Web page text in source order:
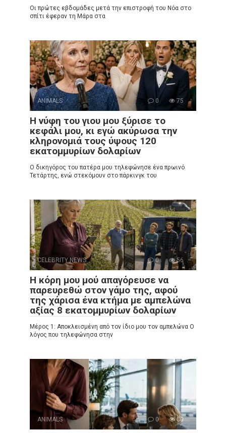
Οι πρώτες εβδομάδες μετά την επιστροφή του Νόα στο
σπίτι έφεραν τη Μάρα στα
ANIMALS 0 75
Η νύφη του γιου μου ξύρισε το
κεφάλι μου, κι εγώ ακύρωσα την
κληρονομιά τους ύψους 120
εκατομμυρίων δολαρίων
Ο δικηγόρος του πατέρα μου τηλεφώνησε ένα πρωινό
Τετάρτης, ενώ στεκόμουν στο πάρκινγκ του
CELEBRITY NEWS 0 56
Η κόρη μου μού απαγόρευσε να
παρευρεθώ στον γάμο της, αφού
της χάρισα ένα κτήμα με αμπελώνα
αξίας 8 εκατομμυρίων δολαρίων
Μέρος 1: Αποκλεισμένη από τον ίδιο μου τον αμπελώνα Ο
λόγος που τηλεφώνησα στην
ANIMALS 0 80